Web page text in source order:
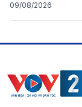
09/08/2026